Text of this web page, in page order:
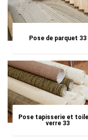
Pose de parquet 33
Pose tapisserie et
verre 33